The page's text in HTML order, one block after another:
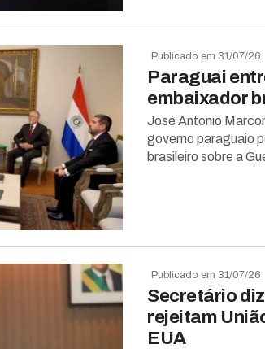
Publicado em 31/07/26
Paraguai
embaixador
José Antonio
governo paraguaio
brasileiro sobre a
Publicado em 31/07/26
Secretário
rejeitam
EUA